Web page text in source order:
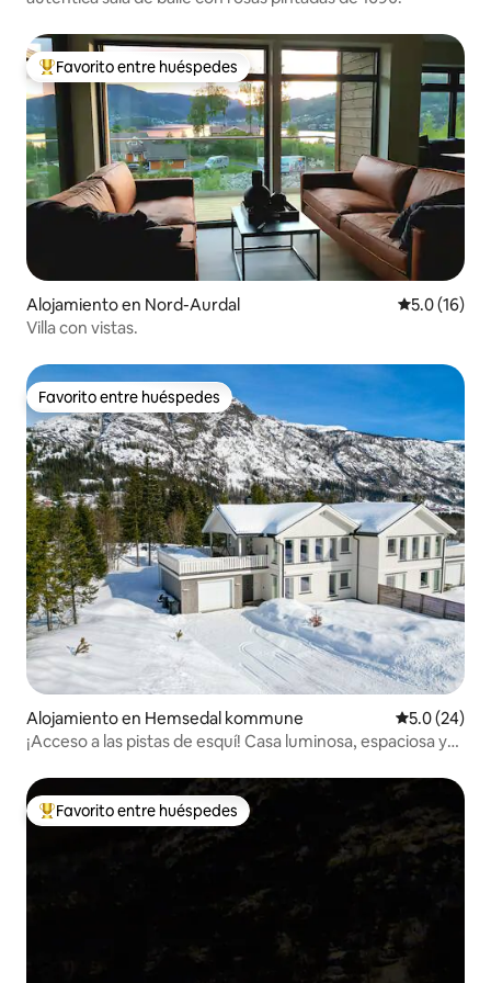
Favorito entre huéspedes preferido
Favorito entre huéspedes
Alojamiento en Nord-Aurdal Calificación
5.0 (16)
Villa con vistas.
Favorito entre huéspedes
Favorito entre huéspedes
Alojamiento en Hemsedal kommune Calificación
5.0 (24)
¡Acceso a las pistas de esquí! Casa luminosa, espaciosa y
Favorito entre huéspedes preferido
Favorito entre huéspedes